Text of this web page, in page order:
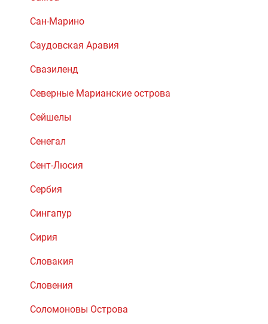
Сан-Марино
Саудовская Аравия
Свазиленд
Северные Марианские острова
Сейшелы
Сенегал
Сент-Люсия
Сербия
Сингапур
Сирия
Словакия
Словения
Соломоновы Острова